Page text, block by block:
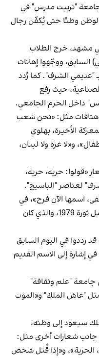
"تربيت مدرس" في
وطنًا حتى يُكفّن رجال
مشهد، خرج الطلاب
السابق، ووجّهوا إهانات
"عديمي الشرف". كما رُدد
حيث رفع
داخل الحرم الجامعي.
هتافات مثل: «نحن شعب
الأخيرة، بهلوي
و«لا غزة ولا لبنان،
«قولوا: حرية، حرية،
لعناصر "الباسيج".
اسمها الآن فرح»، في
إشارة إلى الاسم السابق للجامعة قبل ثورة 1979، والذي كان
رددوا في اليوم السابق
إشارة إلى الاسم القديم
جامعة "علم وثقافة"
"عاش الملك" و«الموت
سيعود إلى وطنه،
شعارات أخرى مثل:
الحرية»، و«إذا قُتل شخص